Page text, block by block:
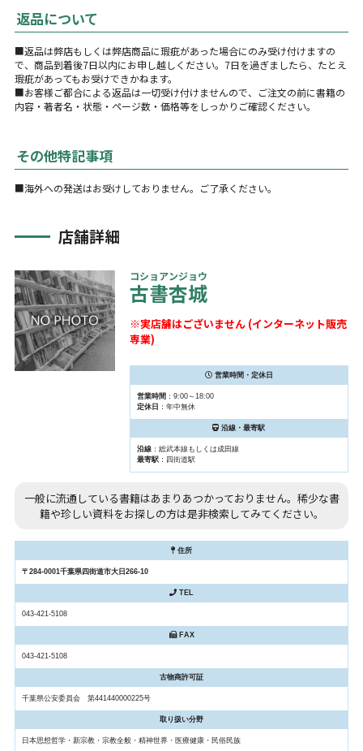
返品について
■返品は弊店もしくは弊店商品に瑕疵があった場合にのみ受け付けますの
で、商品到着後7日以内にお申し越しください。7日を過ぎましたら、たとえ
瑕疵があってもお受けできかねます。
■お客様ご都合による返品は一切受け付けませんので、ご注文の前に書籍の
内容・著者名・状態・ページ数・価格等をしっかりご確認ください。
その他特記事項
■海外への発送はお受けしておりません。ご了承ください。
店舗詳細
コショアンジョウ
古書杏城
※実店舗はございません (インターネット販売
専業)
営業時間・定休日
営業時間 ：9:00～18:00
定休日 ：年中無休
沿線・最寄駅
沿線：総武本線もしくは成田線
最寄駅：四街道駅
一般に流通している書籍はあまりあつかっておりません。稀少な書
籍や珍しい資料をお探しの方は是非検索してみてください。
住所
〒284-0001千葉県四街道市大日266-10
TEL
043-421-5108
FAX
043-421-5108
古物商許可証
千葉県公安委員会 第441440000225号
取り扱い分野
日本思想哲学・新宗教・宗教全般・精神世界・医療健康・民俗民族